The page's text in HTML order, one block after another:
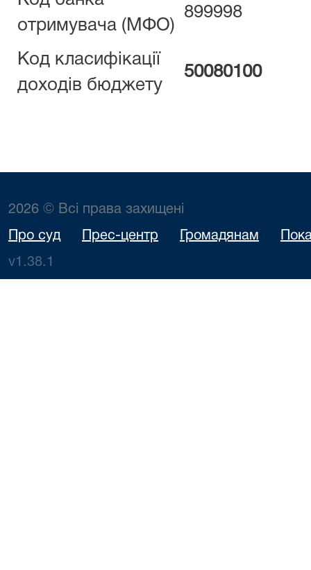
отримувача (МФО)
899998
Код класифікації
доходів бюджету
50080100
2026 © Всі права захищені
Про суд Прес-центр Громадянам
v1.38.1